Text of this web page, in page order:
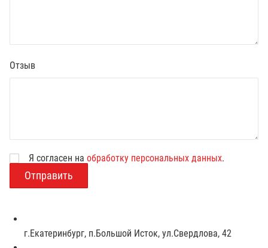
Отзыв
з
Я согласен на обработку персональных данных.
г.Екатеринбург, п.Большой Исток, ул.Свердлова, 42